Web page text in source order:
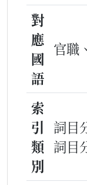
對
應
國
語
官職
索
引
類
別
詞目
詞目